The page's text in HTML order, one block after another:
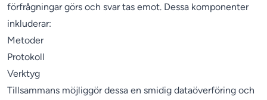
förfrågningar görs och svar tas emot. Dessa komponenter
inkluderar:
Metoder
Protokoll
Verktyg
Tillsammans möjliggör dessa en smidig dataöverföring och